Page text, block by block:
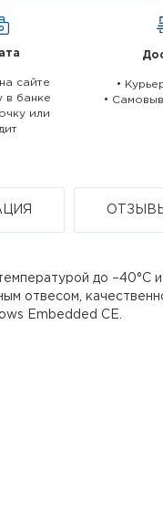
сайте
в банке
или
•
•
до –40°C
отвесом,
Embedded CE.